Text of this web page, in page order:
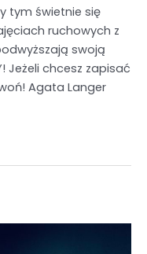
tym świetnie się
ruchowych z
swoją
Jeżeli chcesz zapisać
Agata Langer